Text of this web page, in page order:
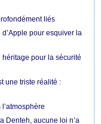
liés
pour esquiver la
pour la sécurité
une triste réalité :
Denteh, aucune loi n’a